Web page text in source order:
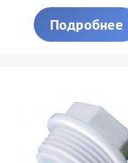
Подробнее